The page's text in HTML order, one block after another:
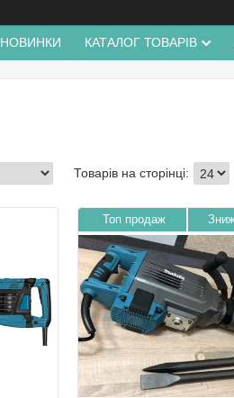
НОВИНКИ КАТАЛОГ ТОВАРІВ
Топ продаж